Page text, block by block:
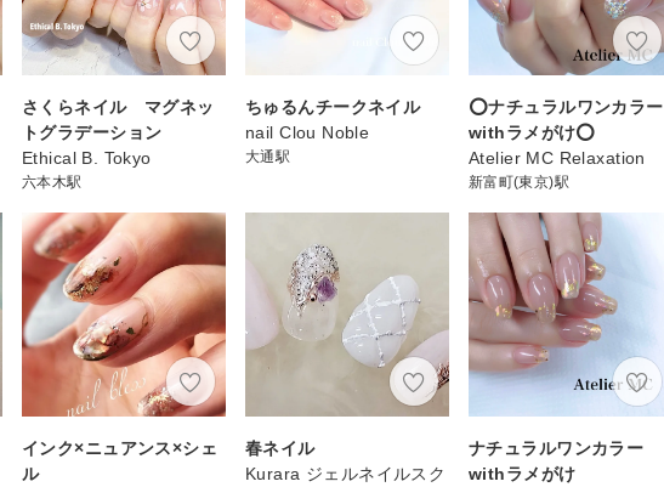
さくらネイル マグネッ
トグラデーション
Ethical B. Tokyo
六本木駅
ちゅるんチークネイル
nail Clou Noble
大通駅
⭕️ナチュラルワンカラー
withラメがけ⭕️
Atelier MC Relaxation
新富町(東京)駅
インク×ニュアンス×シェ
ル
春ネイル
Kurara ジェルネイルスク
ナチュラルワンカラー
withラメがけ